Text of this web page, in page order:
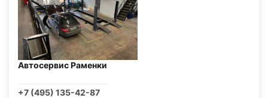
Автосервис Раменки
+7 (495) 135-42-87